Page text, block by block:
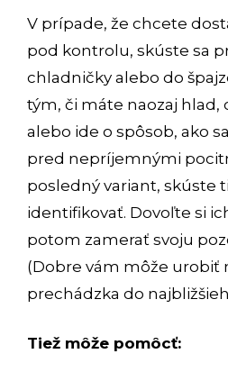
V prípade, že chcete
pod kontrolu, skúste sa
chladničky alebo do
tým, či máte naozaj hlad,
alebo ide o spôsob, ako
pred nepríjemnými
posledný variant, skúste
identifikovať. Dovoľte si
potom zamerať svoju
(Dobre vám môže urobiť
prechádzka do
Tiež môže pomôcť: